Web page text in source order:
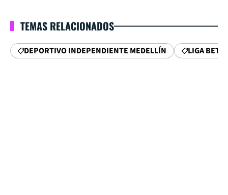
TEMAS RELACIONADOS
DEPORTIVO INDEPENDIENTE MEDELLÍN LIGA